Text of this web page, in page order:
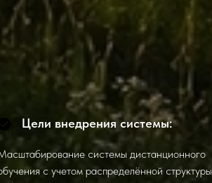
Цели внедрения системы:
системы дистанционного
с учетом распределённой структуры